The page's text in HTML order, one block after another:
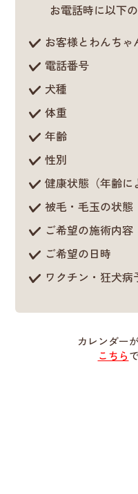
お電話時に以下
お客様とわんちゃ
電話番号
犬種
体重
年齢
性別
健康状態（年齢に
被毛・毛玉の状態
ご希望の施術内容
ご希望の日時
ワクチン・狂犬
カレンダー
こちら